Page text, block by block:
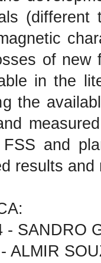
of new
in the
the
and
results and
- SANDRO
ALMIR